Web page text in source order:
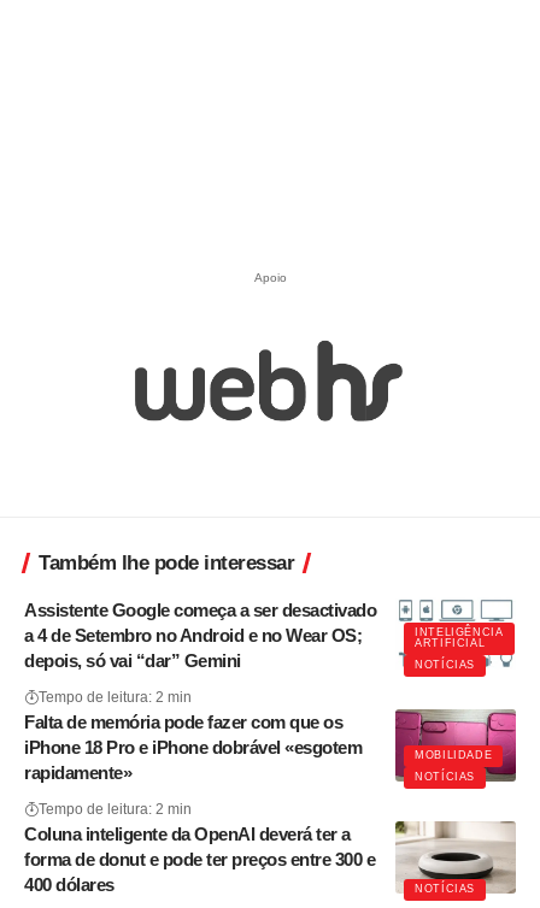
Apoio
Também lhe pode interessar
INTELIGÊNCIA
ARTIFICIAL
NOTÍCIAS
Assistente Google começa a ser desactivado
a 4 de Setembro no Android e no Wear OS;
depois, só vai “dar” Gemini
Tempo de leitura: 2 min
MOBILIDADE
NOTÍCIAS
Falta de memória pode fazer com que os
iPhone 18 Pro e iPhone dobrável «esgotem
rapidamente»
Tempo de leitura: 2 min
NOTÍCIAS
Coluna inteligente da OpenAI deverá ter a
forma de donut e pode ter preços entre 300 e
400 dólares